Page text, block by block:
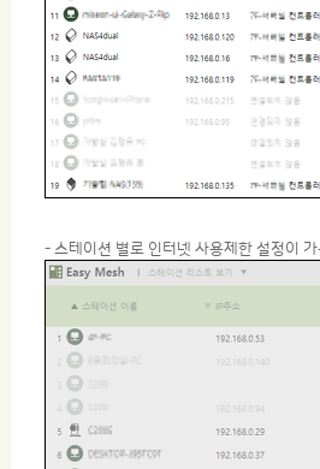
- 스테이션 별로 인터넷 사용제한 설정이